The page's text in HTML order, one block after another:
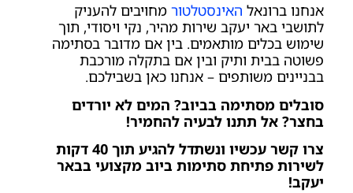
אנחנו ברונאל האינסטלטורמחויבים להעניק
לתושבי באר יעקב שירות מהיר, נקי ויסודי, תוך
שימוש בכלים מותאמים. בין אם מדובר בסתימה
פשוטה בבית ותיק ובין אם בתקלה מורכבת
בבניינים משותפים – אנחנו כאן בשבילכם.
סובלים מסתימה בביוב? המים לא יורדים
בחצר? אל תתנו לבעיה להחמיר!
צרו קשר עכשיו ונשתדל להגיע תוך 40 דקות
לשירות פתיחת סתימות ביוב מקצועי בבאר
יעקב!